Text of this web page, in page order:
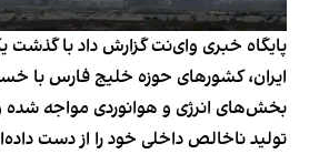
پایگاه خبری وای‌نت گزارش داد با گذشت
ایران، کشورهای حوزه خلیج فارس با
بخش‌های انرژی و هوانوردی مواجه شده‌
تولید ناخالص داخلی خود را از دست